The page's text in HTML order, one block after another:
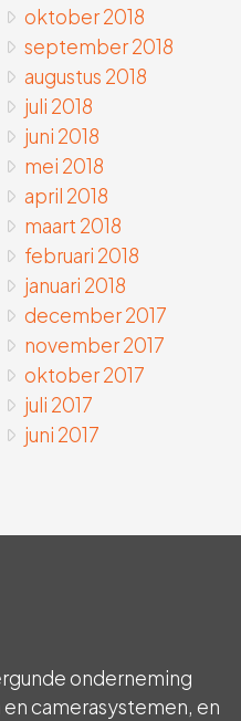
oktober 2018
september 2018
augustus 2018
juli 2018
juni 2018
mei 2018
april 2018
maart 2018
februari 2018
januari 2018
december 2017
november 2017
oktober 2017
juli 2017
juni 2017
onderneming
camerasystemen, en